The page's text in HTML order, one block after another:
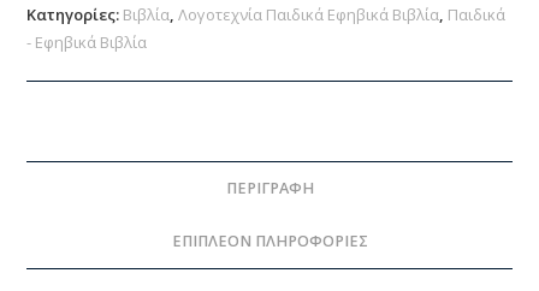
Κατηγορίες: Βιβλία,Λογοτεχνία Παιδικά Εφηβικά Βιβλία, Παιδικά
- Εφηβικά Βιβλία
ΠΕΡΙΓΡΑΦΉ
ΕΠΙΠΛΈΟΝ ΠΛΗΡΟΦΟΡΊΕΣ